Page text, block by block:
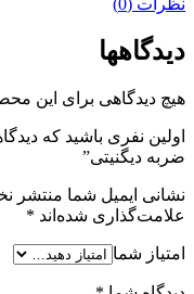
نظرات (0)
دیدگاهها
هیچ دیدگاهی برای این
اولین نفری باشید که
ضربه دیگنیتی”
نشانی ایمیل شما منتشر
علامت‌گذاری شده‌اند *
امتیاز شما